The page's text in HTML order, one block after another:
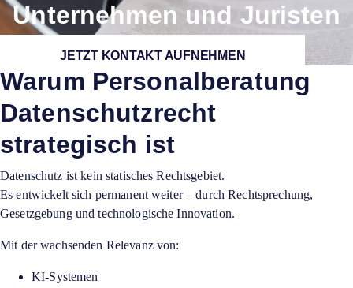
Unternehmen und Juristen
JETZT KONTAKT AUFNEHMEN
Warum Personalberatung
Datenschutzrecht
strategisch ist
Datenschutz ist kein statisches Rechtsgebiet.
Es entwickelt sich permanent weiter – durch Rechtsprechung,
Gesetzgebung und technologische Innovation.
Mit der wachsenden Relevanz von:
KI-Systemen